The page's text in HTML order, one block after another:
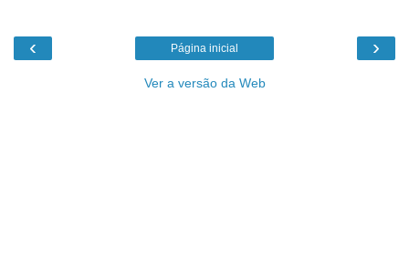
‹ ›
Página inicial
Ver a versão da Web